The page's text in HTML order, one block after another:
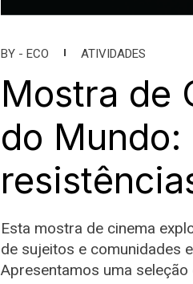
BY - ECO ATIVIDADES
Mostra de
do
Esta mostra de cinema
de sujeitos e comunidades
Apresentamos uma